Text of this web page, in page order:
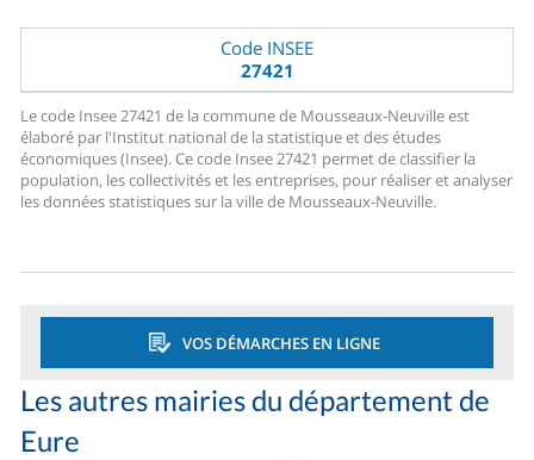
Code INSEE
27421
Le code Insee 27421 de la commune de Mousseaux-Neuville est
élaboré par l'Institut national de la statistique et des études
économiques (Insee). Ce code Insee 27421 permet de classifier la
population, les collectivités et les entreprises, pour réaliser et analyser
les données statistiques sur la ville de Mousseaux-Neuville.
VOS DÉMARCHES EN LIGNE
Les autres mairies du département de
Eure